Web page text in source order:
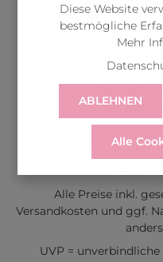
LIEFERUNG
Alle Preise inkl.
Versandkosten und ggf.
UVP =
Diese Website
bestmögliche
Mehr
ABLEHNEN
Alle